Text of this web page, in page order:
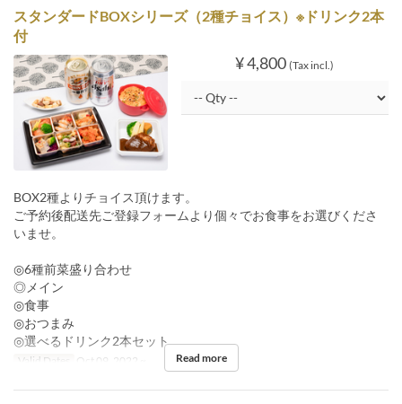
スタンダードBOXシリーズ（2種チョイス）※ドリンク2本
付
¥ 4,800 (Tax incl.)
BOX2種よりチョイス頂けます。
ご予約後配送先ご登録フォームより個々でお食事をお選びくださ
いませ。
◎6種前菜盛り合わせ
◎メイン
◎食事
◎おつまみ
◎選べるドリンク2本セット
Valid Dates Oct 09, 2022 ~ Read more